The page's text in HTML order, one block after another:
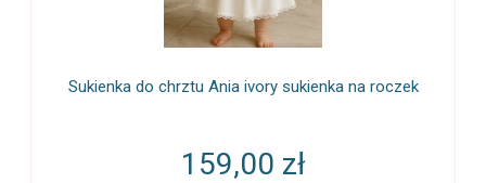
Sukienka do chrztu Ania ivory sukienka na roczek
159,00 zł